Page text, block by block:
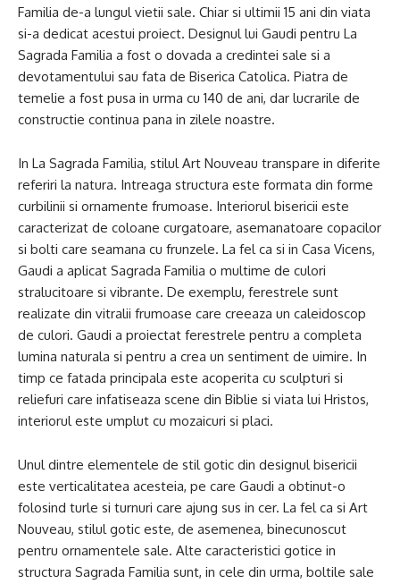
Familia de-a lungul vietii sale. Chiar si ultimii 15 ani din viata
si-a dedicat acestui proiect. Designul lui Gaudi pentru La
Sagrada Familia a fost o dovada a credintei sale si a
devotamentului sau fata de Biserica Catolica. Piatra de
temelie a fost pusa in urma cu 140 de ani, dar lucrarile de
constructie continua pana in zilele noastre.
In La Sagrada Familia, stilul Art Nouveau transpare in diferite
referiri la natura. Intreaga structura este formata din forme
curbilinii si ornamente frumoase. Interiorul bisericii este
caracterizat de coloane curgatoare, asemanatoare copacilor
si bolti care seamana cu frunzele. La fel ca si in Casa Vicens,
Gaudi a aplicat Sagrada Familia o multime de culori
stralucitoare si vibrante. De exemplu, ferestrele sunt
realizate din vitralii frumoase care creeaza un caleidoscop
de culori. Gaudi a proiectat ferestrele pentru a completa
lumina naturala si pentru a crea un sentiment de uimire. In
timp ce fatada principala este acoperita cu sculpturi si
reliefuri care infatiseaza scene din Biblie si viata lui Hristos,
interiorul este umplut cu mozaicuri si placi.
Unul dintre elementele de stil gotic din designul bisericii
este verticalitatea acesteia, pe care Gaudi a obtinut-o
folosind turle si turnuri care ajung sus in cer. La fel ca si Art
Nouveau, stilul gotic este, de asemenea, binecunoscut
pentru ornamentele sale. Alte caracteristici gotice in
structura Sagrada Familia sunt, in cele din urma, boltile sale